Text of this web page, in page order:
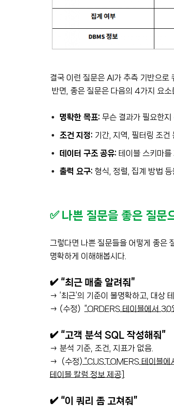
결국 이런 질문은 AI가 추측 기반으로
반면, 좋은 질문은 다음의 4가지 요소
명확한 목표: 무슨 결과가 필요한
조건 지정: 기간, 지역, 필터링 조
데이터 구조 공유: 테이블 스키마
출력 요구: 형식, 정렬, 집계 방법
✅ 나쁜 질문을 좋은 질문
그렇다면 나쁜 질문들을 어떻게 좋은
명확하게 이해해봅시다.
✔️ “최근 매출 알려줘”
→ ‘최근’의 기준이 불명확하고, 대상
→ (수정) “ORDERS 테이블에서
✔️ “고객 분석 SQL 작성해줘”
→ 분석 기준, 조건, 지표가 없음.
→ (수정) “CUSTOMERS 테이블에
테이블 칼럼 정보 제공]
✔️ “이 쿼리 좀 고쳐줘”